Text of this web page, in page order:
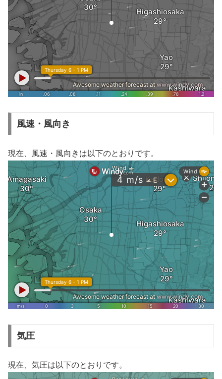
風速・風向き
現在、風速・風向きは以下のとおりです。
気圧
現在、気圧は以下のとおりです。